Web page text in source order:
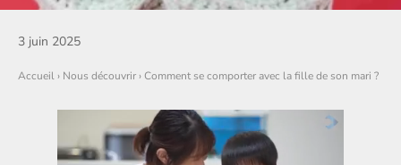
3 juin 2025
Accueil› Nous découvrir›Comment se comporter avec la fille de son mari ?